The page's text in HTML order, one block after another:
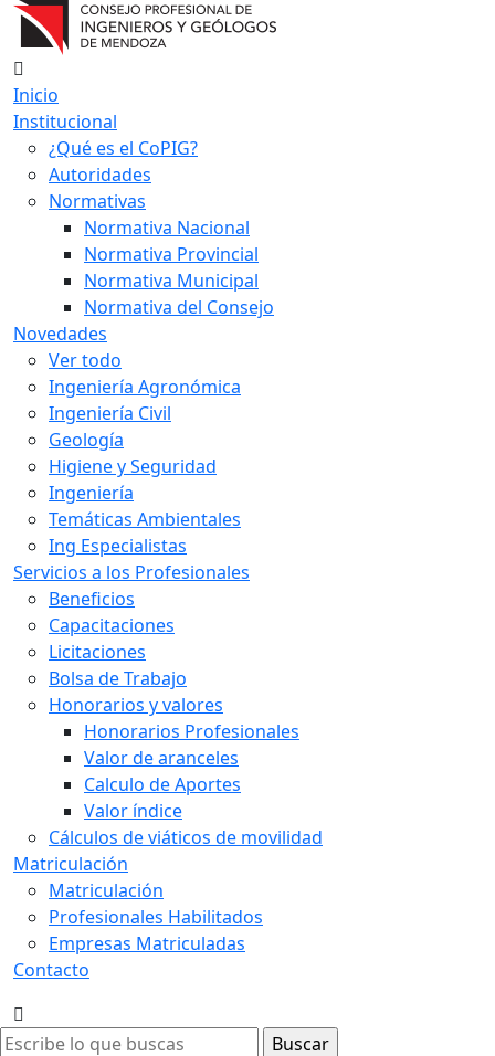
Inicio
Institucional
¿Qué es el CoPIG?
Autoridades
Normativas
Normativa Nacional
Normativa Provincial
Normativa Municipal
Normativa del Consejo
Novedades
Ver todo
Ingeniería Agronómica
Ingeniería Civil
Geología
Higiene y Seguridad
Ingeniería
Temáticas Ambientales
Ing Especialistas
Servicios a los Profesionales
Beneficios
Capacitaciones
Licitaciones
Bolsa de Trabajo
Honorarios y valores
Honorarios Profesionales
Valor de aranceles
Calculo de Aportes
Valor índice
Cálculos de viáticos de movilidad
Matriculación
Matriculación
Profesionales Habilitados
Empresas Matriculadas
Contacto